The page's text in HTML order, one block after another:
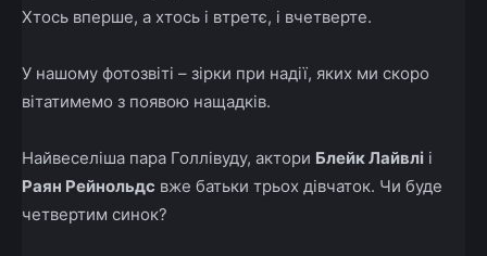
Хтось вперше, а хтось і втретє, і вчетверте.
У нашому фотозвіті – зірки при надії, яких ми скоро
вітатимемо з появою нащадків.
Найвеселіша пара Голлівуду, актори Блейк Лайвлі і
Раян Рейнольдс вже батьки трьох дівчаток. Чи буде
четвертим синок?